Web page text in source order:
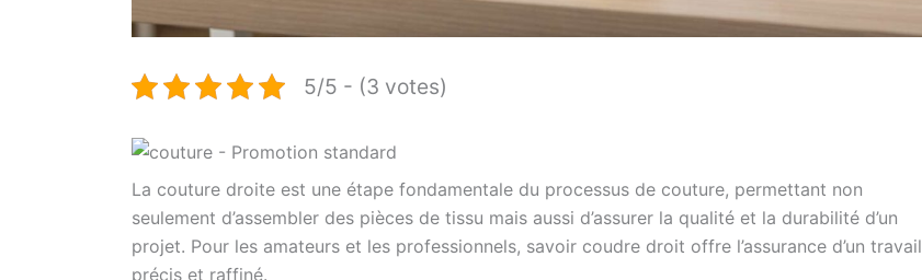
5/5 - (3 votes)
La couture droite est une étape fondamentale du processus de couture, permettant non
seulement d’assembler des pièces de tissu mais aussi d’assurer la qualité et la durabilité d’un
projet. Pour les amateurs et les professionnels, savoir coudre droit offre l’assurance d’un travail
précis et raffiné.